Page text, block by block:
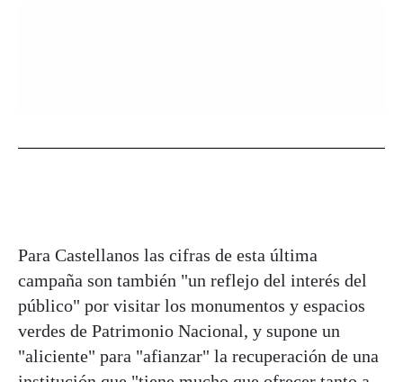
Para Castellanos las cifras de esta última
campaña son también "un reflejo del interés del
público" por visitar los monumentos y espacios
verdes de Patrimonio Nacional, y supone un
"aliciente" para "afianzar" la recuperación de una